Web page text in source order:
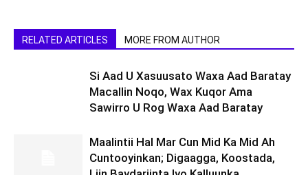
RELATED ARTICLES MORE FROM AUTHOR
Si Aad U Xasuusato Waxa Aad Baratay
Macallin Noqo, Wax Kuqor Ama
Sawirro U Rog Waxa Aad Baratay
Maalintii Hal Mar Cun Mid Ka Mid Ah
Cuntooyinkan; Digaagga, Koostada,